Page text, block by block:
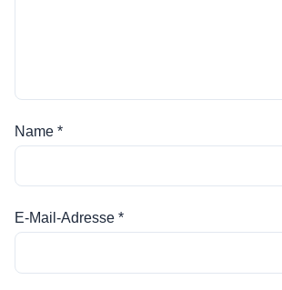
Name *
E-Mail-Adresse *